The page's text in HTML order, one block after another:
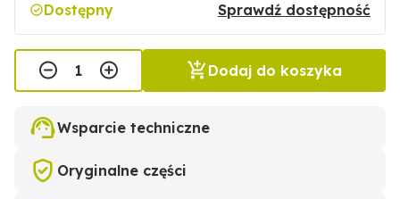
Dostępny Sprawdź dostępność
Dodaj do koszyka
Wsparcie techniczne
Oryginalne części